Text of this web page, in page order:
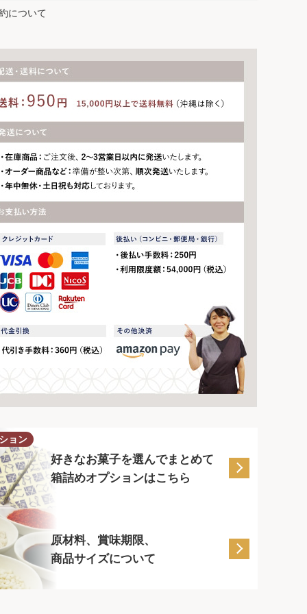
について
ョン
好きなお菓子を選んでまとめて
箱詰めオプションはこちら
原材料、賞味期限、
商品サイズについて